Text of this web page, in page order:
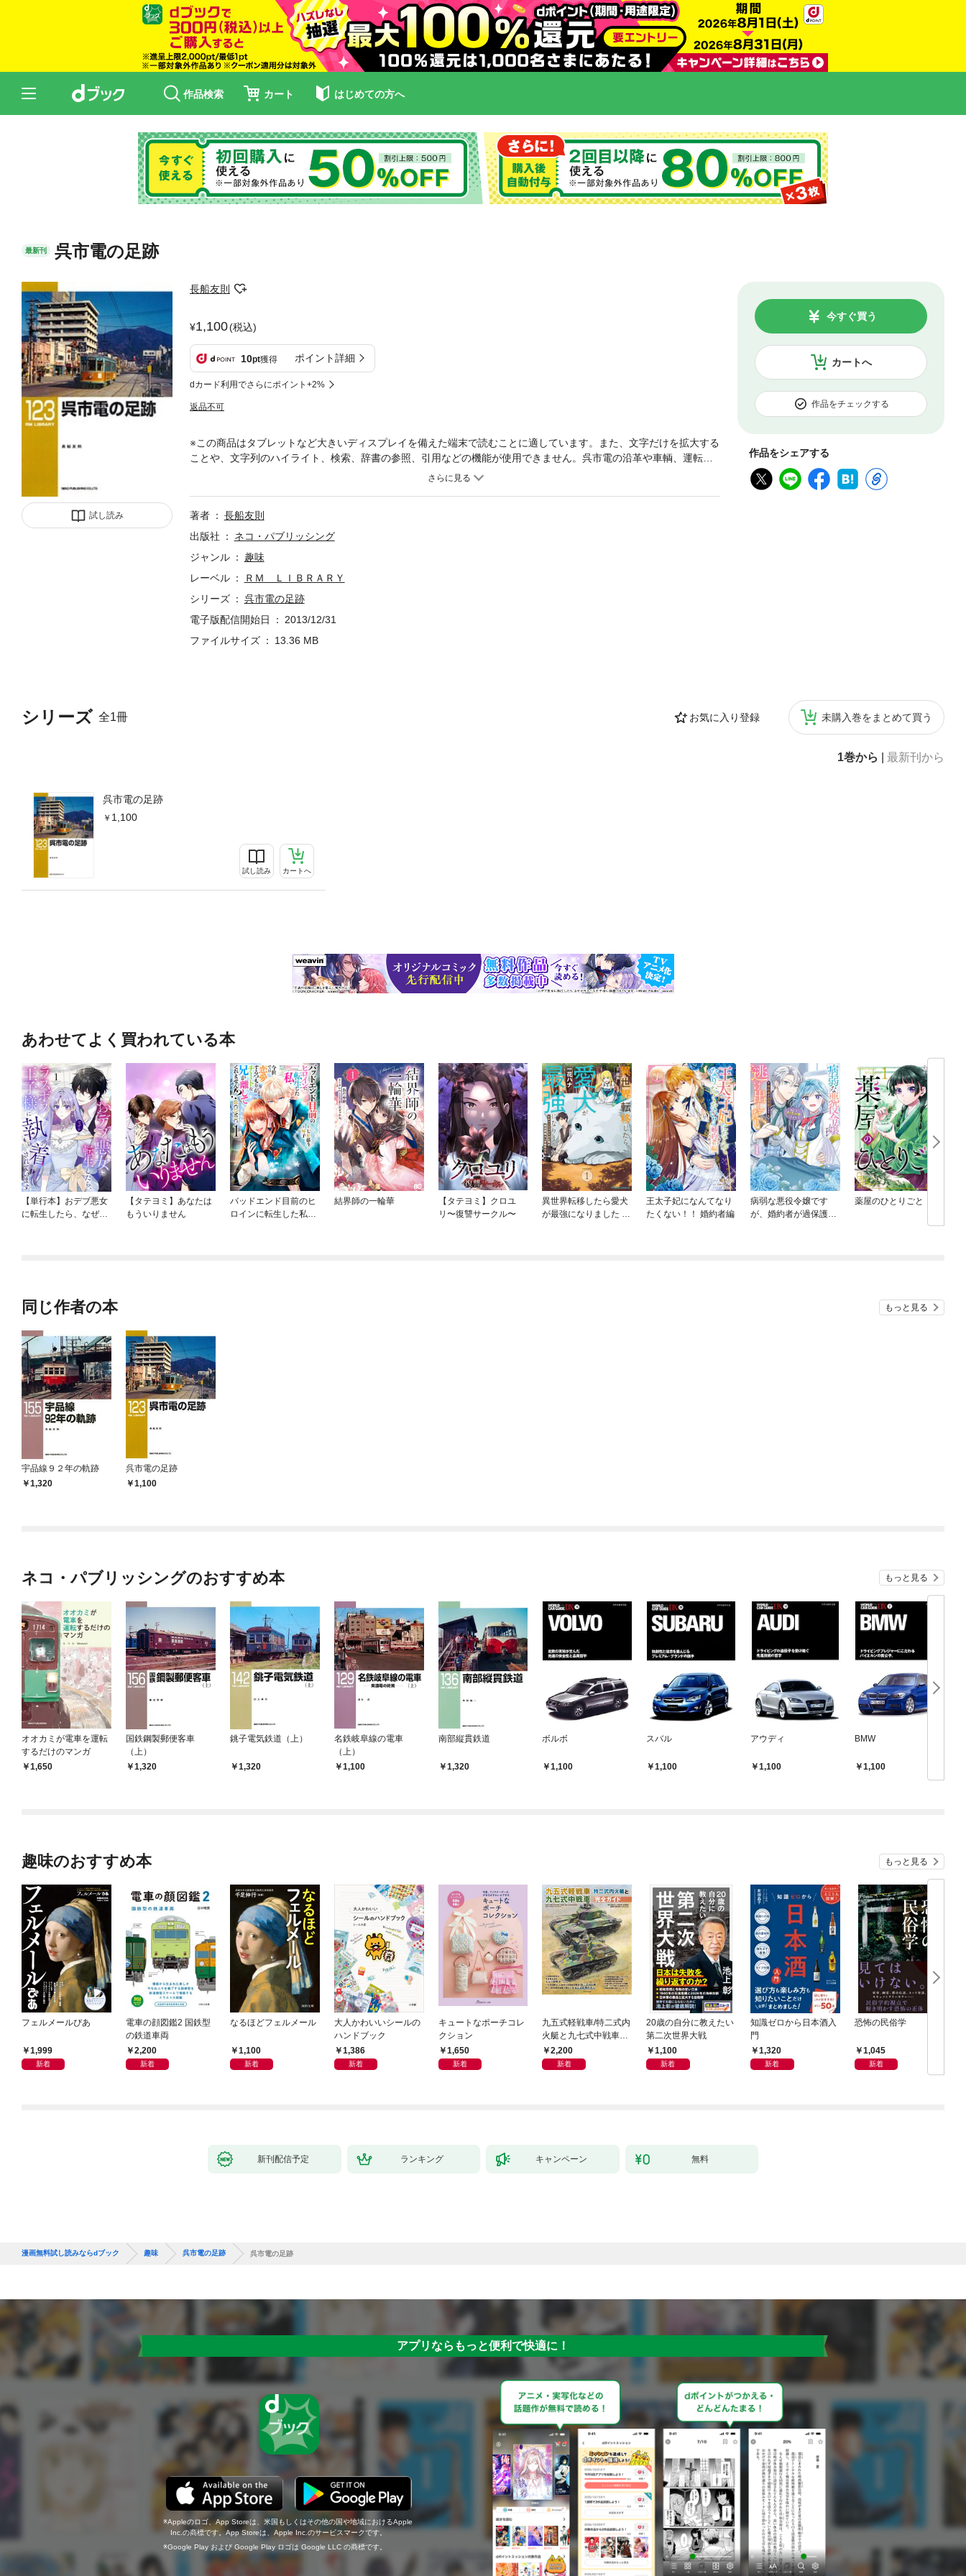
作品検索 カート はじめての方へ
最新刊 呉市電の足跡
試し読み
長船友則
1,100(税込)
10pt獲得 ポイント詳細
dカード利用でさらにポイント+2%
返品不可
カートへ
今すぐ買う
作品をチェックする
作品をシェアする
シリーズ 全1冊 お気に入り登録 未購入巻をまとめて買う
1巻から 最新刊から
呉市電の足跡
1,100
試し読み カートへ
※この商品はタブレットなど大きいディスプレイを備えた端末で読むことに適しています。また、文字だけを拡大する
ことや、文字列のハイライト、検索、辞書の参照、引用などの機能が使用できません。呉市電の沿革や車輌、運転の
著者
長船友則
出版社
ネコ・パブリッシング
ジャンル
趣味
レーベル
ＲＭ ＬＩＢＲＡＲＹ
シリーズ
呉市電の足跡
電子版配信開始日
2013/12/31
ファイルサイズ
13.36 MB
あわせてよく買われている本
【単行本】おデブ悪女
に転生したら、なぜか
【タテヨミ】あなたは
もういりません
バッドエンド目前のヒ
ロインに転生した私、
結界師の一輪華
【タテヨミ】クロユ
リ〜復讐サークル〜
異世界転移したら愛犬
が最強になりました ～
王太子妃になんてなり
たくない！！ 婚約者編
病弱な悪役令嬢です
が、婚約者が過保護す
薬屋のひとりごと
同じ作者の本 もっと見る
宇品線９２年の軌跡
1,320
呉市電の足跡
1,100
ネコ・パブリッシングのおすすめ本 もっと見る
オオカミが電車を運転
するだけのマンガ
1,650
国鉄鋼製郵便客車
（上）
1,320
銚子電気鉄道（上）
1,320
名鉄岐阜線の電車
（上）
1,100
南部縦貫鉄道
1,320
ボルボ
1,100
スバル
1,100
アウディ
1,100
BMW
1,100
趣味のおすすめ本 もっと見る
フェルメールぴあ
1,999
新着
電車の顔図鑑2 国鉄型
の鉄道車両
2,200
新着
なるほどフェルメール
1,100
新着
大人かわいいシールの
ハンドブック
1,386
新着
キュートなポーチコレ
クション
1,650
新着
九五式軽戦車/特二式内
火艇と九七式中戦車完
全ガイド
2,200
新着
20歳の自分に教えたい
第二次世界大戦
1,100
新着
知識ゼロから日本酒入
門
1,320
新着
恐怖の民俗学
1,045
新着
新刊配信予定 ランキング キャンペーン 無料
漫画無料試し読みならdブック 趣味 呉市電の足跡 呉市電の足跡
アプリならもっと便利で快適に！
Appleのロゴ、App Storeは、米国もしくはその他の国や地域におけるApple
Inc.の商標です。App Storeは、Apple Inc.のサービスマークです。
Google Play および Google Play ロゴは Google LLC の商標です。